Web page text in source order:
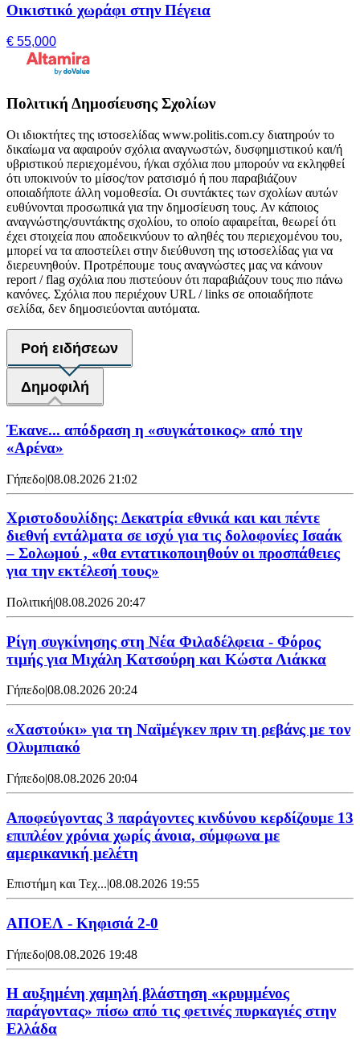
Οικιστικό χωράφι στην Πέγεια
€ 55,000
Πολιτική Δημοσίευσης Σχολίων
Οι ιδιοκτήτες της ιστοσελίδας www.politis.com.cy διατηρούν το
δικαίωμα να αφαιρούν σχόλια αναγνωστών, δυσφημιστικού και/ή
υβριστικού περιεχομένου, ή/και σχόλια που μπορούν να εκληφθεί
ότι υποκινούν το μίσος/τον ρατσισμό ή που παραβιάζουν
οποιαδήποτε άλλη νομοθεσία. Οι συντάκτες των σχολίων αυτών
ευθύνονται προσωπικά για την δημοσίευση τους. Αν κάποιος
αναγνώστης/συντάκτης σχολίου, το οποίο αφαιρείται, θεωρεί ότι
έχει στοιχεία που αποδεικνύουν το αληθές του περιεχομένου του,
μπορεί να τα αποστείλει στην διεύθυνση της ιστοσελίδας για να
διερευνηθούν. Προτρέπουμε τους αναγνώστες μας να κάνουν
report / flag σχόλια που πιστεύουν ότι παραβιάζουν τους πιο πάνω
κανόνες. Σχόλια που περιέχουν URL / links σε οποιαδήποτε
σελίδα, δεν δημοσιεύονται αυτόματα.
Ροή ειδήσεων
Δημοφιλή
Έκανε... απόδραση η «συγκάτοικος» από την
«Αρένα»
Γήπεδο|08.08.2026 21:02
Χριστοδουλίδης: Δεκατρία εθνικά και και πέντε
διεθνή εντάλματα σε ισχύ για τις δολοφονίες Ισαάκ
– Σολωμού , «θα εντατικοποιηθούν οι προσπάθειες
για την εκτέλεσή τους»
Πολιτική|08.08.2026 20:47
Ρίγη συγκίνησης στη Νέα Φιλαδέλφεια - Φόρος
τιμής για Μιχάλη Κατσούρη και Κώστα Λιάκκα
Γήπεδο|08.08.2026 20:24
«Χαστούκι» για τη Ναϊμέγκεν πριν τη ρεβάνς με τον
Ολυμπιακό
Γήπεδο|08.08.2026 20:04
Αποφεύγοντας 3 παράγοντες κινδύνου κερδίζουμε 13
επιπλέον χρόνια χωρίς άνοια, σύμφωνα με
αμερικανική μελέτη
Επιστήμη και Τεχ...|08.08.2026 19:55
ΑΠΟΕΛ - Κηφισιά 2-0
Γήπεδο|08.08.2026 19:48
Η αυξημένη χαμηλή βλάστηση «κρυμμένος
παράγοντας» πίσω από τις φετινές πυρκαγιές στην
Ελλάδα